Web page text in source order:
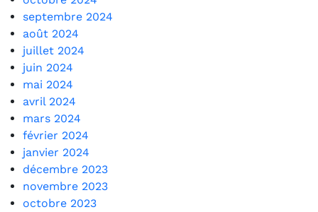
septembre 2024
août 2024
juillet 2024
juin 2024
mai 2024
avril 2024
mars 2024
février 2024
janvier 2024
décembre 2023
novembre 2023
octobre 2023